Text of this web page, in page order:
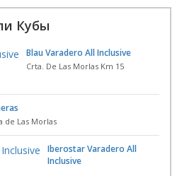
Кубы
Blau Varadero All Inclusive
Crta. De Las Morlas Km 15
de Las Morlas
Iberostar Varadero All
Inclusive